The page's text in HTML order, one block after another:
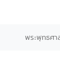
พระพุทธศา